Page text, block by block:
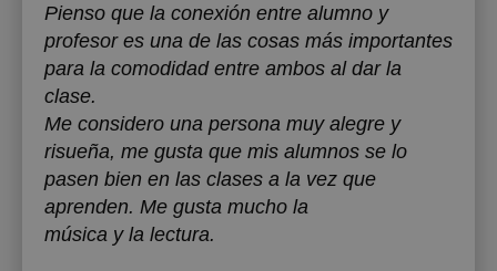
Pienso que la conexión entre alumno y
profesor es una de las cosas más importantes
para la comodidad entre ambos al dar la
clase.
Me considero una persona muy alegre y
risueña, me gusta que mis alumnos se lo
pasen bien en las clases a la vez que
aprenden. Me gusta mucho la
música y la lectura.